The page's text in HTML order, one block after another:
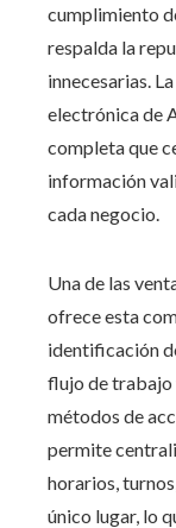
cumplimiento
respalda la
innecesarias.
electrónica de
completa que
información
cada negocio.
Una de las
ofrece esta
identificación
flujo de trabajo
métodos de
permite
horarios,
único lugar, lo